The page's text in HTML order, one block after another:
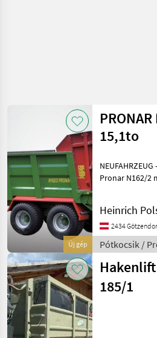
Kategória 4 Ország
AKTUÁLIS
ÚTVONAL
Mezőgazdasági
gépek/eszközök
Potkocsik
Egyeb
Potkocsik
Pronar
KATEGÓRIA
KIVÁLASZTÁSA
Pronar
Visszaállítás
megjelenítése
Új gép
15,1to
NEUFAHRZEUG - Miststreuer
Pronar N162/2
Streuadapter
vertikalen
Heinrich
2434
Pótkocsik /
185/1